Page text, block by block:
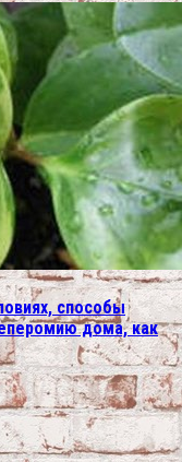
способы
дома, как